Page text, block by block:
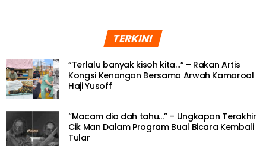
TERKINI
“Terlalu banyak kisoh kita…” – Rakan Artis
Kongsi Kenangan Bersama Arwah Kamarool
Haji Yusoff
“Macam dia dah tahu…” – Ungkapan Terakhir
Cik Man Dalam Program Bual Bicara Kembali
Tular